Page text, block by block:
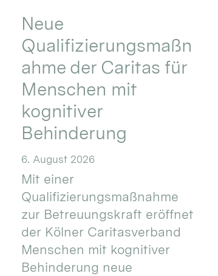
Neue
Qualifizierungsmaßn
ahme der Caritas für
Menschen mit
kognitiver
Behinderung
6. August 2026
Mit einer
Qualifizierungsmaßnahme
zur Betreuungskraft eröffnet
der Kölner Caritasverband
Menschen mit kognitiver
Behinderung neue